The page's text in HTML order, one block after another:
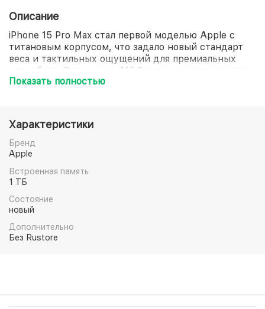
Описание
iPhone 15 Pro Max стал первой моделью Apple с
титановым корпусом, что задало новый стандарт
веса и тактильных ощущений для премиальных
устройств. Процессор A17 Pro до сих пор остается
актуальным для решения самых амбициозных
без потери качества, устанавливая новые
стандарты мобильной фотографии. Данная линейка
рекомендуется пользователям, которые хотят
получить максимум премиальных функций по более
доступной цене!
Показать полностью
Характеристики
Бренд
Apple
Встроенная память
1 ТБ
Состояние
новый
Дополнительно
Без Rustore